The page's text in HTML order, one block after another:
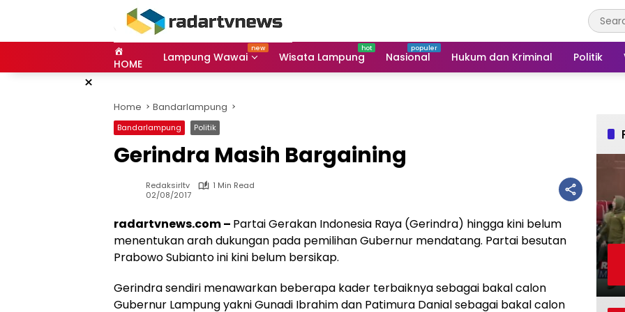
HOME Lampung Wawai Wisata Lampung Nasional Hukum dan Kriminal Politik
×
Home Bandarlampung
Bandarlampung Politik
Gerindra Masih Bargaining
Redaksirltv
1 Min Read
02/08/2017
radartvnews.com – Partai Gerakan Indonesia Raya (Gerindra) hingga kini belum
menentukan arah dukungan pada pemilihan Gubernur mendatang. Partai besutan
Prabowo Subianto ini kini belum bersikap.
Gerindra sendiri menawarkan beberapa kader terbaiknya sebagai bakal calon
Gubernur Lampung yakni Gunadi Ibrahim dan Patimura Danial sebagai bakal calon